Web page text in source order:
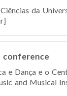
da
conference
e Dança e o
and Musical